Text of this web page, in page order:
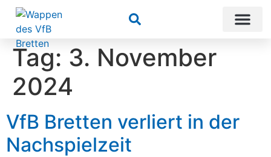
Suchen
Tag: 3. November
2024
VfB Bretten verliert in der
Nachspielzeit